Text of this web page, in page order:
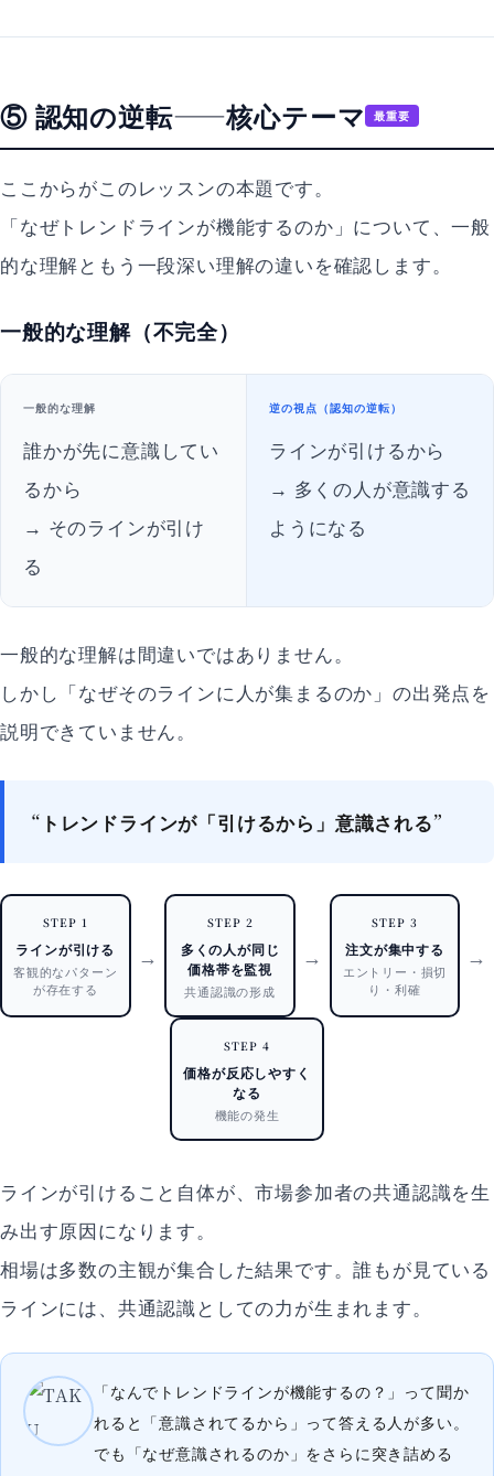
⑤ 認知の逆転——核心テーマ 最重要
ここからがこのレッスンの本題です。
「なぜトレンドラインが機能するのか」について、一般
的な理解ともう一段深い理解の違いを確認します。
一般的な理解（不完全）
一般的な理解
誰かが先に意識してい
るから
→ そのラインが引け
る
逆の視点（認知の逆転）
ラインが引けるから
→ 多くの人が意識する
ようになる
一般的な理解は間違いではありません。
しかし「なぜそのラインに人が集まるのか」の出発点を
説明できていません。
“トレンドラインが「引けるから」意識される”
STEP 1
ラインが引ける
客観的なパターン
が存在する
→
STEP 2
多くの人が同じ
価格帯を監視
共通認識の形成
→
STEP 3
注文が集中する
エントリー・損切
り・利確
→
STEP 4
価格が反応しやすく
なる
機能の発生
ラインが引けること自体が、市場参加者の共通認識を生
み出す原因になります。
相場は多数の主観が集合した結果です。誰もが見ている
ラインには、共通認識としての力が生まれます。
「なんでトレンドラインが機能するの？」って聞か
れると「意識されてるから」って答える人が多い。
でも「なぜ意識されるのか」をさらに突き詰める